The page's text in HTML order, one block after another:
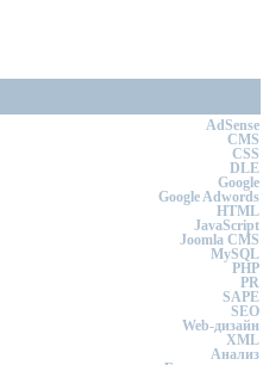
AdSense
CMS
CSS
DLE
Google
Google Adwords
HTML
JavaScript
Joomla CMS
MySQL
PHP
PR
SAPE
SEO
Web-дизайн
XML
Анализ